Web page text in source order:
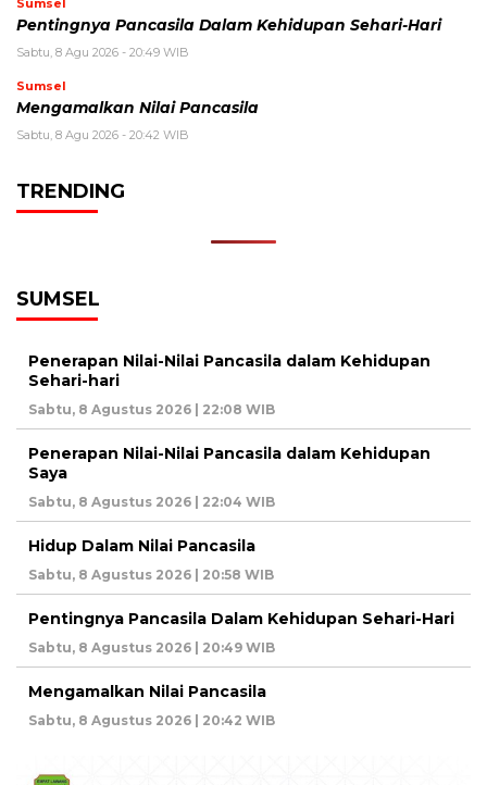
Sumsel
Pentingnya Pancasila Dalam Kehidupan Sehari-Hari
Sabtu, 8 Agu 2026 - 20:49 WIB
Sumsel
Mengamalkan Nilai Pancasila
Sabtu, 8 Agu 2026 - 20:42 WIB
TRENDING
SUMSEL
Penerapan Nilai-Nilai Pancasila dalam Kehidupan
Sehari-hari
Sabtu, 8 Agustus 2026 | 22:08 WIB
Penerapan Nilai-Nilai Pancasila dalam Kehidupan
Saya
Sabtu, 8 Agustus 2026 | 22:04 WIB
Hidup Dalam Nilai Pancasila
Sabtu, 8 Agustus 2026 | 20:58 WIB
Pentingnya Pancasila Dalam Kehidupan Sehari-Hari
Sabtu, 8 Agustus 2026 | 20:49 WIB
Mengamalkan Nilai Pancasila
Sabtu, 8 Agustus 2026 | 20:42 WIB